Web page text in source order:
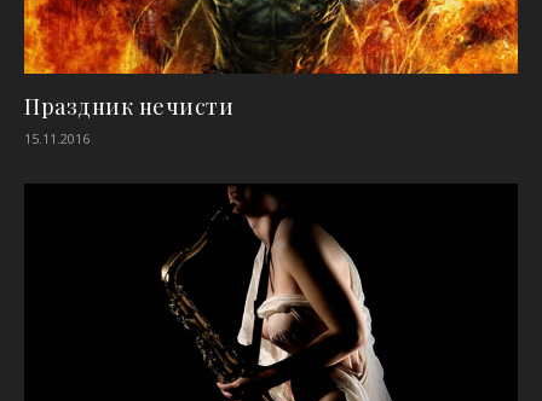
Праздник нечисти
15.11.2016